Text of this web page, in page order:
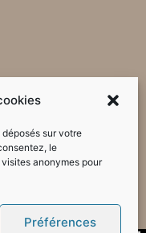
sur votre
le
anonymes pour
Préférences